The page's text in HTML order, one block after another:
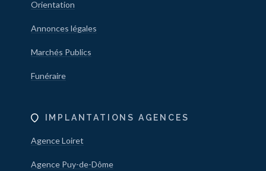
Orientation
Annonces légales
Marchés Publics
Funéraire
IMPLANTATIONS AGENCES
Agence Loiret
Agence Puy-de-Dôme